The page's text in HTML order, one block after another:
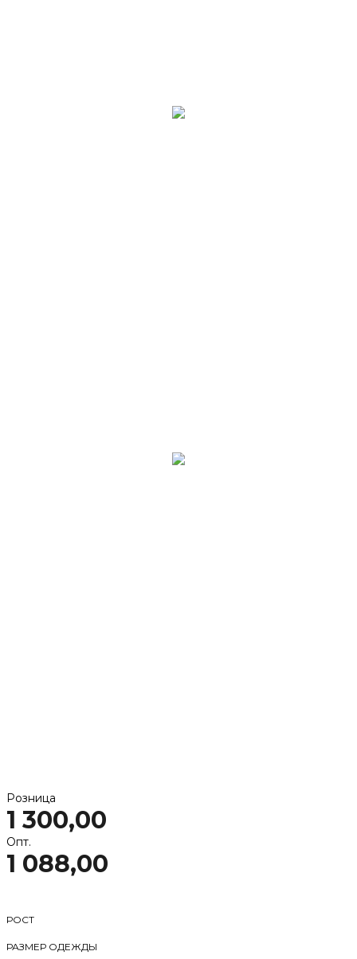
Розница
1 300,00
Опт.
1 088,00
РОСТ
РАЗМЕР ОДЕЖДЫ